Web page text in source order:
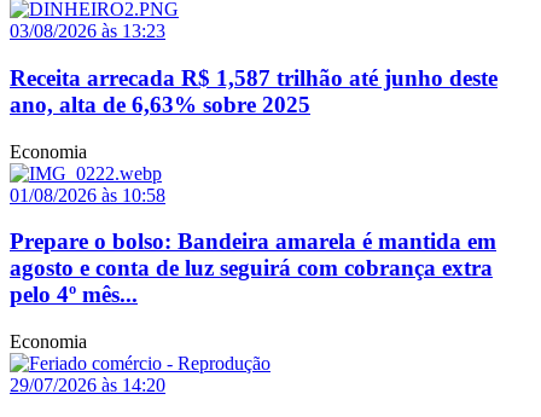
03/08/2026 às 13:23
Receita arrecada R$ 1,587 trilhão até junho deste
ano, alta de 6,63% sobre 2025
Economia
01/08/2026 às 10:58
Prepare o bolso: Bandeira amarela é mantida em
agosto e conta de luz seguirá com cobrança extra
pelo 4º mês...
Economia
29/07/2026 às 14:20